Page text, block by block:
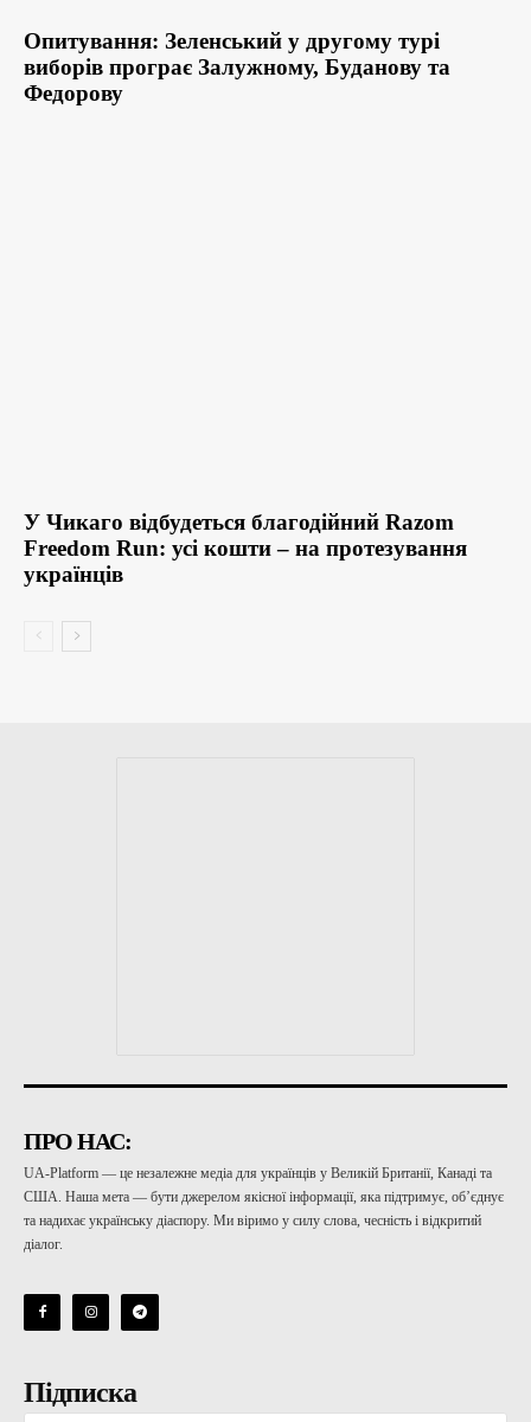
Опитування: Зеленський у другому турі
виборів програє Залужному, Буданову та
Федорову
У Чикаго відбудеться благодійний Razom
Freedom Run: усі кошти – на протезування
українців
ПРО НАС:
UA-Platform — це незалежне медіа для українців у Великій Британії, Канаді та
США. Наша мета — бути джерелом якісної інформації, яка підтримує, об’єднує
та надихає українську діаспору. Ми віримо у силу слова, чесність і відкритий
діалог.
Підписка